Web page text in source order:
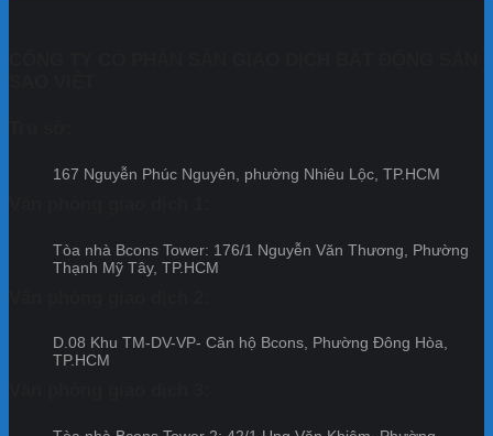
167 Nguyễn Phúc Nguyên, phường Nhiêu Lộc, TP.HCM
Tòa nhà Bcons Tower: 176/1 Nguyễn Văn Thương, Phường
Thạnh Mỹ Tây, TP.HCM
D.08 Khu TM-DV-VP- Căn hộ Bcons, Phường Đông Hòa,
TP.HCM